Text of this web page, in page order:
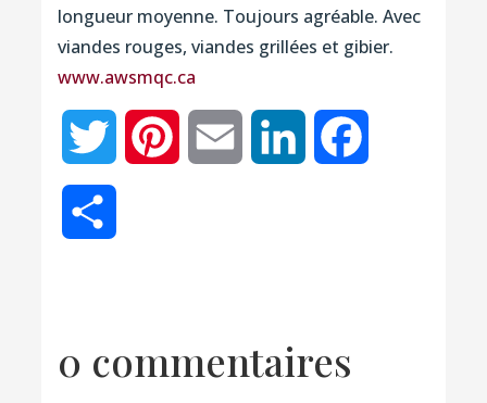
longueur moyenne. Toujours agréable. Avec
viandes rouges, viandes grillées et gibier.
www.awsmqc.ca
Twitter Pinterest Email LinkedIn
0 commentaires